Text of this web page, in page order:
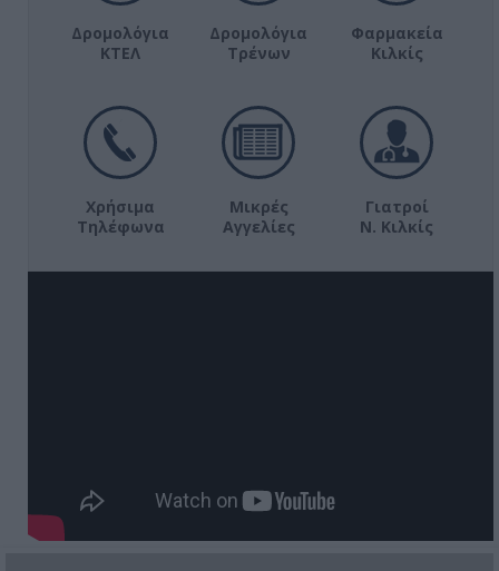
Δρομολόγια
ΚΤΕΛ
Δρομολόγια
Τρένων
Φαρμακεία
Κιλκίς
Χρήσιμα
Τηλέφωνα
Μικρές
Αγγελίες
Γιατροί
Ν. Κιλκίς